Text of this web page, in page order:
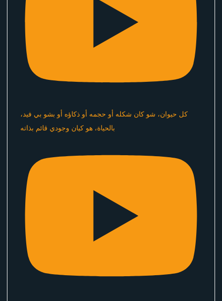
كل حيوان، شو كان شكله أو حجمه أو ذكاؤه أو بشو بي فيد،
بالحياة، هو كيان وجودي قائم بذاته